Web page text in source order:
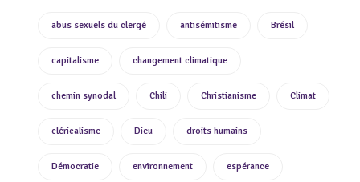
abus sexuels du clergé antisémitisme Brésil
capitalisme changement climatique
chemin synodal Chili Christianisme Climat
cléricalisme Dieu droits humains
Démocratie environnement espérance